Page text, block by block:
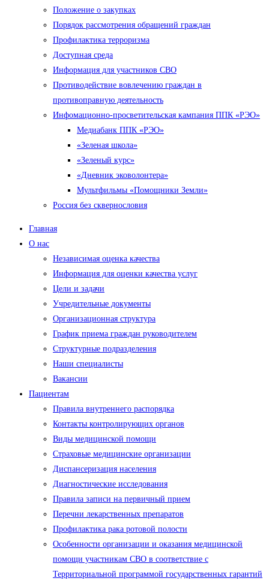
Положение о закупках
Порядок рассмотрения обращений граждан
Профилактика терроризма
Доступная среда
Информация для участников СВО
Противодействие вовлечению граждан в
противоправную деятельность
Инфомационно-просветительская кампания ППК «РЭО»
Медиабанк ППК «РЭО»
«Зеленая школа»
«Зеленый курс»
«Дневник эковолонтера»
Мультфильмы «Помощники Земли»
Россия без сквернословия
Главная
О нас
Независимая оценка качества
Информация для оценки качества услуг
Цели и задачи
Учредительные документы
Организационная структура
График приема граждан руководителем
Структурные подразделения
Наши специалисты
Вакансии
Пациентам
Правила внутреннего распорядка
Контакты контролирующих органов
Виды медицинской помощи
Страховые медицинские организации
Диспансеризация населения
Диагностические исследования
Правила записи на первичный прием
Перечни лекарственных препаратов
Профилактика рака ротовой полости
Особенности организации и оказания медицинской
помощи участникам СВО в соответствие с
Территориальной программой государственных гарантий